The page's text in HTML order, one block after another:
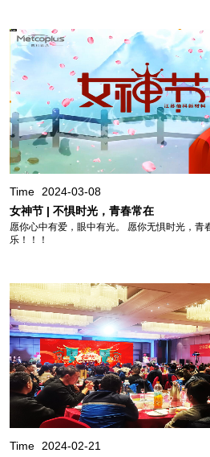
Time
2024-03-08
女神节 | 不惧时光，青春常在
愿你心中有爱，眼中有光。 愿你无惧时光，青
乐！！！
Time
2024-02-21